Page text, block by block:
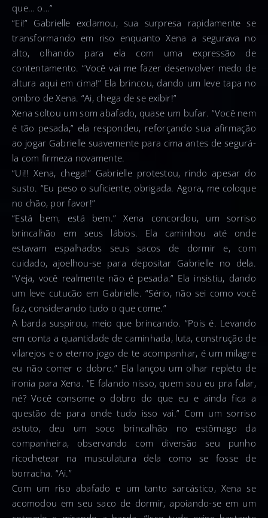
que… o…”
“Ei!” Gabrielle exclamou, sua surpresa rapidamente se
transformando em riso enquanto Xena a segurava no
alto, olhando para ela com uma expressão de
contentamento. “Você vai me fazer desenvolver medo de
altura aqui em cima!” Ela brincou, dando um leve tapa no
ombro de Xena. “Ai, chega de se exibir!”
Xena soltou um som abafado, quase um bufar. “Você nem
é tão pesada,” ela respondeu, reforçando sua afirmação
ao jogar Gabrielle suavemente para cima antes de segurá-
la com firmeza novamente.
“Ui!! Xena, chega!” Gabrielle protestou, rindo apesar do
susto. “Eu peso o suficiente, obrigada. Agora, me coloque
no chão, por favor!”
“Está bem, está bem.” Xena concordou, um sorriso
brincalhão em seus lábios. Ela caminhou até onde
estavam espalhados seus sacos de dormir e, com
cuidado, ajoelhou-se para depositar Gabrielle no dela.
“Veja, você realmente não é pesada.” Ela insistiu, dando
um leve cutucão em Gabrielle. “Sério, não sei como você
faz, considerando tudo o que come.”
A barda suspirou, meio que brincando. “Pois é. Levando
em conta a quantidade de caminhada, luta, construção de
vilarejos e o eterno jogo de te acompanhar, é um milagre
eu não comer o dobro.” Ela lançou um olhar repleto de
ironia para Xena. “E falando nisso, quem sou eu pra falar,
né? Você consome o dobro do que eu e ainda fica a
questão de para onde tudo isso vai.” Com um sorriso
astuto, deu um soco brincalhão no estômago da
companheira, observando com diversão seu punho
ricochetear na musculatura dela como se fosse de
borracha. “Ai.”
Com um riso abafado e um tanto sarcástico, Xena se
acomodou em seu saco de dormir, apoiando-se em um